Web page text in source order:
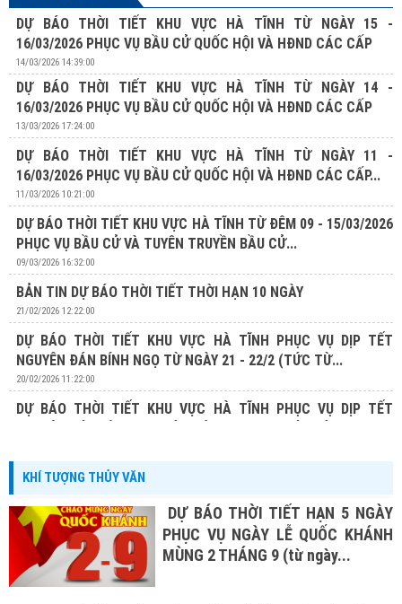
DỰ BÁO THỜI TIẾT KHU VỰC HÀ TĨNH TỪ NGÀY 15 -
16/03/2026 PHỤC VỤ BẦU CỬ QUỐC HỘI VÀ HĐND CÁC CẤP
14/03/2026 14:39:00
DỰ BÁO THỜI TIẾT KHU VỰC HÀ TĨNH TỪ NGÀY 14 -
16/03/2026 PHỤC VỤ BẦU CỬ QUỐC HỘI VÀ HĐND CÁC CẤP
13/03/2026 17:24:00
DỰ BÁO THỜI TIẾT KHU VỰC HÀ TĨNH TỪ NGÀY 11 -
16/03/2026 PHỤC VỤ BẦU CỬ QUỐC HỘI VÀ HĐND CÁC CẤP...
11/03/2026 10:21:00
DỰ BÁO THỜI TIẾT KHU VỰC HÀ TĨNH TỪ ĐÊM 09 - 15/03/2026
PHỤC VỤ BẦU CỬ VÀ TUYÊN TRUYỀN BẦU CỬ...
09/03/2026 16:32:00
BẢN TIN DỰ BÁO THỜI TIẾT THỜI HẠN 10 NGÀY
21/02/2026 12:22:00
DỰ BÁO THỜI TIẾT KHU VỰC HÀ TĨNH PHỤC VỤ DỊP TẾT
NGUYÊN ĐÁN BÍNH NGỌ TỪ NGÀY 21 - 22/2 (TỨC TỪ...
20/02/2026 11:22:00
DỰ BÁO THỜI TIẾT KHU VỰC HÀ TĨNH PHỤC VỤ DỊP TẾT
KHÍ TƯỢNG THỦY VĂN
DỰ BÁO THỜI TIẾT HẠN 5 NGÀY
PHỤC VỤ NGÀY LỄ QUỐC KHÁNH
MÙNG 2 THÁNG 9 (từ ngày...